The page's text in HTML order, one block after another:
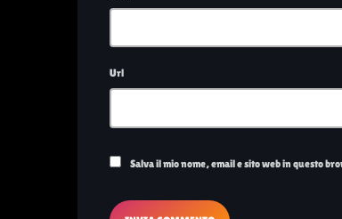
Url
Salva il mio nome, email e sito web in questo